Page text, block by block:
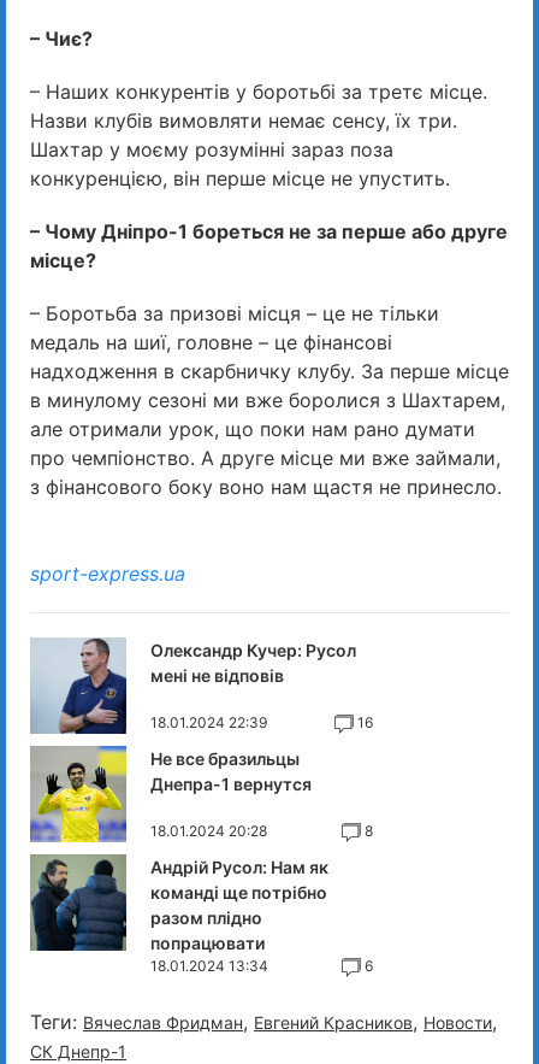
– Чиє?
– Наших конкурентів у боротьбі за третє місце.
Назви клубів вимовляти немає сенсу, їх три.
Шахтар у моєму розумінні зараз поза
конкуренцією, він перше місце не упустить.
– Чому Дніпро-1 бореться не за перше або друге
місце?
– Боротьба за призові місця – це не тільки
медаль на шиї, головне – це фінансові
надходження в скарбничку клубу. За перше місце
в минулому сезоні ми вже боролися з Шахтарем,
але отримали урок, що поки нам рано думати
про чемпіонство. А друге місце ми вже займали,
з фінансового боку воно нам щастя не принесло.
sport-express.ua
Олександр Кучер: Русол
мені не відповів
18.01.2024 22:39 16
Не все бразильцы
Днепра-1 вернутся
18.01.2024 20:28 8
Андрій Русол: Нам як
команді ще потрібно
разом плідно
попрацювати
18.01.2024 13:34 6
Теги: Вячеслав Фридман, Евгений Красников, Новости,
СК Днепр-1